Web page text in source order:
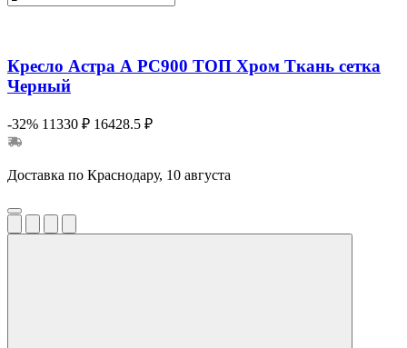
Кресло Астра А РС900 ТОП Хром Ткань сетка
Черный
-32% 11330 ₽ 16428.5 ₽
Доставка по Краснодару, 10 августа